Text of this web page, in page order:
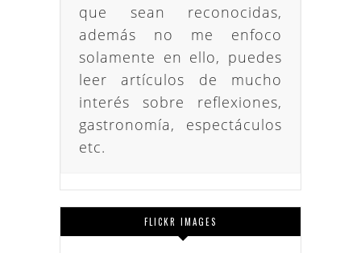
que sean reconocidas,
además no me enfoco
solamente en ello, puedes
leer artículos de mucho
interés sobre reflexiones,
gastronomía, espectáculos
etc.
FLICKR IMAGES